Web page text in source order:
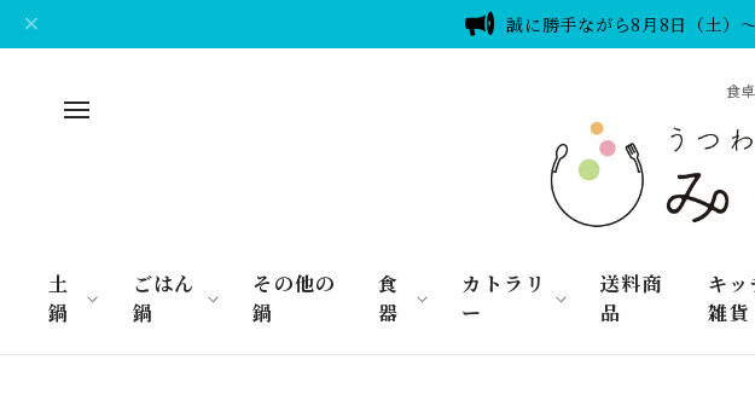
誠に勝手ながら8月8日（土）
食
土
鍋
ごはん
鍋
その他の
鍋
食
器
カトラリ
ー
送料商
品
キッ
雑貨